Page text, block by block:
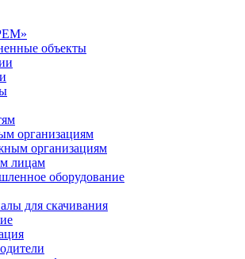
объекты
организациям
организациям
лицам
оборудование
для скачивания